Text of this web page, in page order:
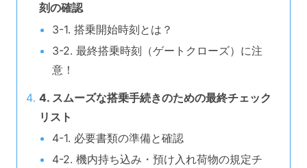
刻の確認
3-1. 搭乗開始時刻とは？
3-2. 最終搭乗時刻（ゲートクローズ）に注
意！
4. スムーズな搭乗手続きのための最終チェック
リスト
4-1. 必要書類の準備と確認
4-2. 機内持ち込み・預け入れ荷物の規定チ